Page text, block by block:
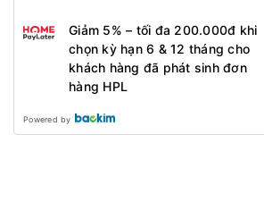
Giảm 5% – tối đa 200.000đ khi
chọn kỳ hạn 6 & 12 tháng cho
khách hàng đã phát sinh đơn
hàng HPL
Powered by